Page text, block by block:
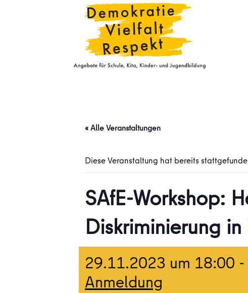
« Alle Veranstaltungen
Diese Veranstaltung hat bereits
SAfE-Workshop:
Diskriminierung
29.11.2023 um 18:00 -
Anmeldung